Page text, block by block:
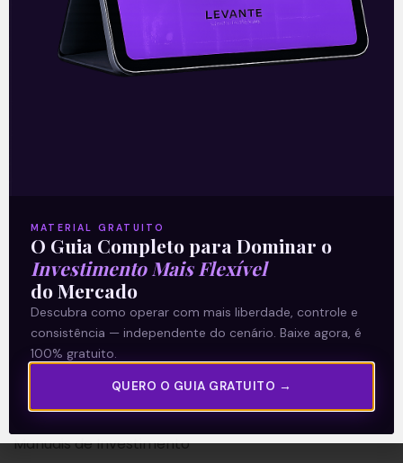
28/12/2020
Termos e Condições
Política de Privacidade
Explore
Artigos
E Eu Com Isso?
Vídeos no Youtube
Manuais de Investimento
MATERIAL GRATUITO
O Guia Completo para Dominar o
Investimento Mais Flexível
do Mercado
Descubra como operar com mais liberdade, controle e
consistência — independente do cenário. Baixe agora, é
100% gratuito.
QUERO O GUIA GRATUITO →